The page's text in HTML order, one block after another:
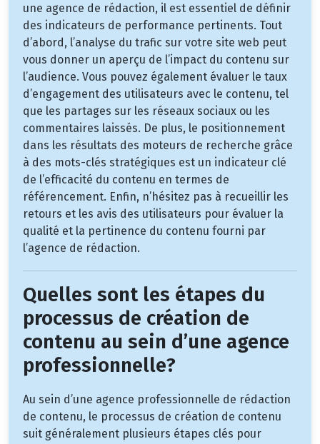
une agence de rédaction, il est essentiel de définir
des indicateurs de performance pertinents. Tout
d’abord, l’analyse du trafic sur votre site web peut
vous donner un aperçu de l’impact du contenu sur
l’audience. Vous pouvez également évaluer le taux
d’engagement des utilisateurs avec le contenu, tel
que les partages sur les réseaux sociaux ou les
commentaires laissés. De plus, le positionnement
dans les résultats des moteurs de recherche grâce
à des mots-clés stratégiques est un indicateur clé
de l’efficacité du contenu en termes de
référencement. Enfin, n’hésitez pas à recueillir les
retours et les avis des utilisateurs pour évaluer la
qualité et la pertinence du contenu fourni par
l’agence de rédaction.
Quelles sont les étapes du
processus de création de
contenu au sein d’une agence
professionnelle?
Au sein d’une agence professionnelle de rédaction
de contenu, le processus de création de contenu
suit généralement plusieurs étapes clés pour